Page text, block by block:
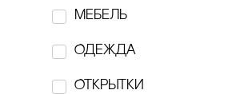
KESLER
Kesler art Ceramics
KONOS
Мебель
Одежда
Открытки